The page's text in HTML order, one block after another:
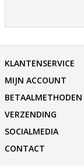
KLANTENSERVICE
MIJN ACCOUNT
BETAALMETHODEN
VERZENDING
SOCIALMEDIA
CONTACT